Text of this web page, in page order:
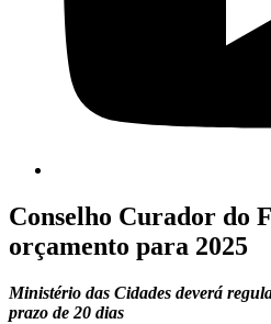
Conselho Curador do
orçamento para 2025
Ministério das Cidades deverá
prazo de 20 dias